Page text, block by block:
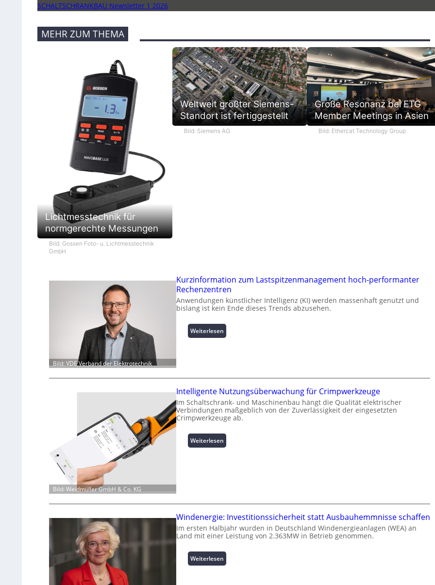
SCHALTSCHRANKBAU Newsletter 1 2026
MEHR ZUM THEMA
Lichtmesstechnik für
normgerechte Messungen
Bild: Gossen Foto- u. Lichtmesstechnik
GmbH
Weltweit größter Siemens-
Standort ist fertiggestellt
Bild: Siemens AG
Große Resonanz bei ETG
Member Meetings in Asien
Bild: Ethercat Technology Group
Bild: VDE Verband der Elektrotechnik
Kurzinformation zum Lastspitzenmanagement hoch-performanter
Rechenzentren
Anwendungen künstlicher Intelligenz (KI) werden massenhaft genutzt und
bislang ist kein Ende dieses Trends abzusehen.
Weiterlesen:
K
i
f
o
r
m
a
t
i
L
a
s
t
p
i
Bild: Weidmüller GmbH & Co. KG
Intelligente Nutzungsüberwachung für Crimpwerkzeuge
Im Schaltschrank- und Maschinenbau hängt die Qualität elektrischer
Verbindungen maßgeblich von der Zuverlässigkeit der eingesetzten
Crimpwerkzeuge ab.
Weiterlesen:
I
i
g
n
e
N
Windenergie: Investitionssicherheit statt Ausbauhemmnisse schaffen
Im ersten Halbjahr wurden in Deutschland Windenergieanlagen (WEA) an
Land mit einer Leistung von 2.363MW in Betrieb genommen.
Weiterlesen:
W